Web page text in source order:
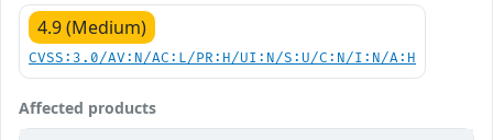
4.9 (Medium)
CVSS:3.0/AV:N/AC:L/PR:H/UI:N/S:U/C:N/I:N/A:H
Affected products